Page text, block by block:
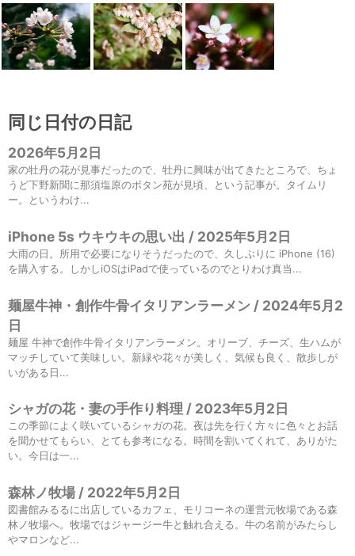
同じ日付の日記
2026年5月2日
家の牡丹の花が見事だったので、牡丹に興味が出てきたところで、ちょ
うど下野新聞に那須塩原のボタン苑が見頃、という記事が。タイムリ
ー。というわけ...
iPhone 5s ウキウキの思い出 / 2025年5月2日
大雨の日。所用で必要になりそうだったので、久しぶりに iPhone (16)
を購入する。しかしiOSはiPadで使っているのでとりわけ真当...
麺屋牛神・創作牛骨イタリアンラーメン / 2024年5月2
日
麺屋 牛神で創作牛骨イタリアンラーメン。オリーブ、チーズ、生ハムが
マッチしていて美味しい。新緑や花々が美しく、気候も良く、散歩しが
いがある日...
シャガの花・妻の手作り料理 / 2023年5月2日
この季節によく咲いているシャガの花。夜は先を行く方々に色々とお話
を聞かせてもらい、とても参考になる。時間を割いてくれて、ありがた
い。今日は一...
森林ノ牧場 / 2022年5月2日
図書館みるるに出店しているカフェ、モリコーネの運営元牧場である森
林ノ牧場へ。牧場ではジャージー牛と触れ合える。牛の名前がみたらし
やマロンなど...